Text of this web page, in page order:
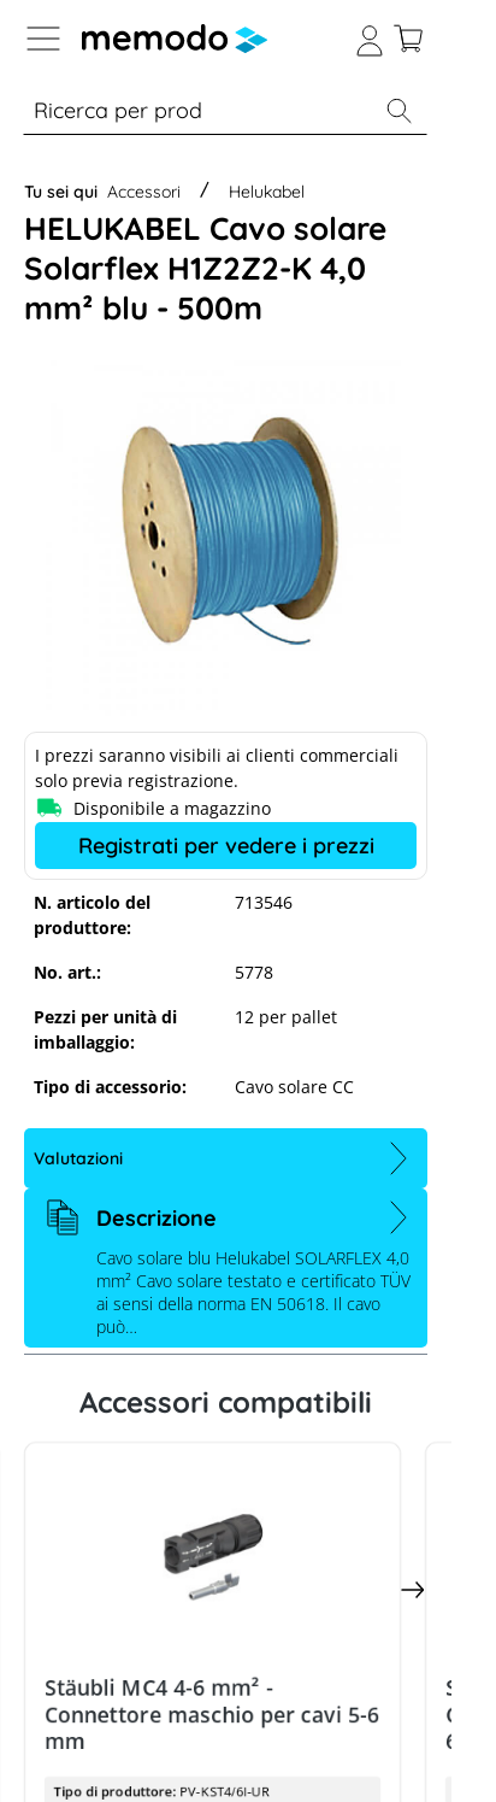
Skip to B2B platform navigation
% Sale Moduli
Tu sei qui Accessori Helukabel
HELUKABEL Cavo solare
Solarflex H1Z2Z2-K 4,0
mm² blu - 500m
HELUKABEL Cavo solare Solarflex
N. articolo del
produttore:
713546
No. art.:
5778
Pezzi per unità di
imballaggio:
12 per pallet
Tipo di accessorio: Cavo solare CC
I prezzi saranno visibili ai clienti commerciali
solo previa registrazione.
Disponibile a magazzino
Registrati per vedere i prezzi
Valutazioni
Descrizione
Cavo solare blu Helukabel SOLARFLEX 4,0
mm² Cavo solare testato e certificato TÜV
ai sensi della norma EN 50618. Il cavo
può…
Accessori compatibili
Stäubli MC4 4-6 mm² -
Connettore maschio per cavi 5-6
mm
Tipo di produttore: PV-KST4/6I-UR
6 mm